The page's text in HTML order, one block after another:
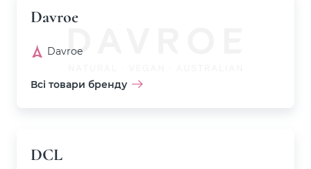
Davroe
Davroe
Всі товари бренду
DCL